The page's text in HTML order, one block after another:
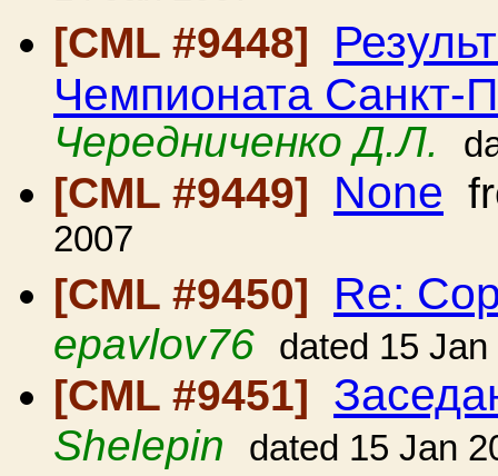
[CML #9448]
Чемпионата Санкт-
Чередниченко Д.Л.
[CML #9449] None
2007
[CML #9450]
Re:
epavlov76 dated 15 Jan
[CML #9451]
Shelepin dated 15 Jan